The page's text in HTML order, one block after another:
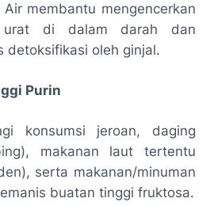
membantu mengencerkan
urat di dalam darah dan
detoksifikasi oleh ginjal.
Purin
konsumsi jeroan, daging
makanan laut tertentu
serta makanan/minuman
buatan tinggi fruktosa.